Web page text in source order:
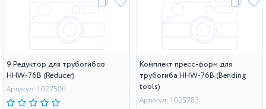
9 Редуктор для трубогибов
HHW-76B (Reducer)
Артикул: 1027506
Комплект пресс-форм для
трубогиба HHW-76B (Bending
tools)
Артикул: 1025783